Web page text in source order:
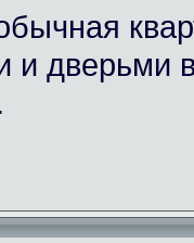
и дверьми